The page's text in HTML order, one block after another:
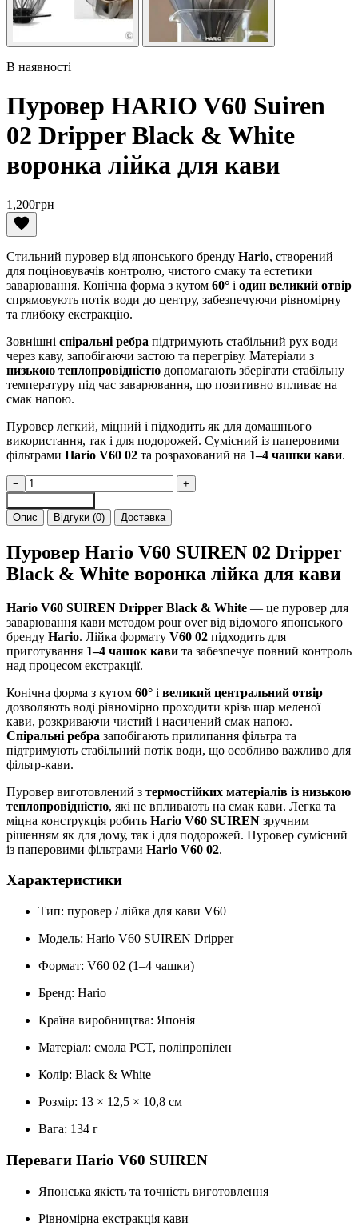
В наявності
Пуровер HARIO V60 Suiren
02 Dripper Black & White
воронка лійка для кави
1,200грн
Стильний пуровер від японського бренду Hario, створений
для поціновувачів контролю, чистого смаку та естетики
заварювання. Конічна форма з кутом 60° і один великий отвір
спрямовують потік води до центру, забезпечуючи рівномірну
та глибоку екстракцію.
Зовнішні спіральні ребра підтримують стабільний рух води
через каву, запобігаючи застою та перегріву. Матеріали з
низькою теплопровідністю допомагають зберігати стабільну
температуру під час заварювання, що позитивно впливає на
смак напою.
Пуровер легкий, міцний і підходить як для домашнього
використання, так і для подорожей. Сумісний із паперовими
фільтрами Hario V60 02 та розрахований на 1–4 чашки кави.
Пуровер
HARIO
V60
Suiren
Dripper
Black
&
воронка
лійка
для
кави
кількість
−
+
Опис
Відгуки (0) Доставка
Пуровер Hario V60 SUIREN 02 Dripper
Black & White воронка лійка для кави
Hario V60 SUIREN Dripper Black & White — це пуровер для
заварювання кави методом pour over від відомого японського
бренду Hario. Лійка формату V60 02 підходить для
приготування 1–4 чашок кави та забезпечує повний контроль
над процесом екстракції.
Конічна форма з кутом 60° і великий центральний отвір
дозволяють воді рівномірно проходити крізь шар меленої
кави, розкриваючи чистий і насичений смак напою.
Спіральні ребра запобігають прилипання фільтра та
підтримують стабільний потік води, що особливо важливо для
фільтр-кави.
Пуровер виготовлений з термостійких матеріалів із низькою
теплопровідністю, які не впливають на смак кави. Легка та
міцна конструкція робить Hario V60 SUIREN зручним
рішенням як для дому, так і для подорожей. Пуровер сумісний
із паперовими фільтрами Hario V60 02.
Характеристики
Тип: пуровер / лійка для кави V60
Модель: Hario V60 SUIREN Dripper
Формат: V60 02 (1–4 чашки)
Бренд: Hario
Країна виробництва: Японія
Матеріал: смола PCT, поліпропілен
Колір: Black & White
Розмір: 13 × 12,5 × 10,8 см
Вага: 134 г
Переваги Hario V60 SUIREN
Японська якість та точність виготовлення
Рівномірна екстракція кави